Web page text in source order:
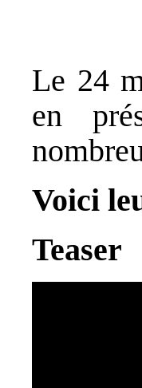
Le 24
en
Voici
Teaser